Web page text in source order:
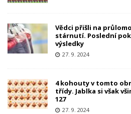
Vědci přišli na
stárnutí. Poslední
výsledky
27. 9. 2024
4 kohouty v tomto
třídy. Jablka si však
127
27. 9. 2024